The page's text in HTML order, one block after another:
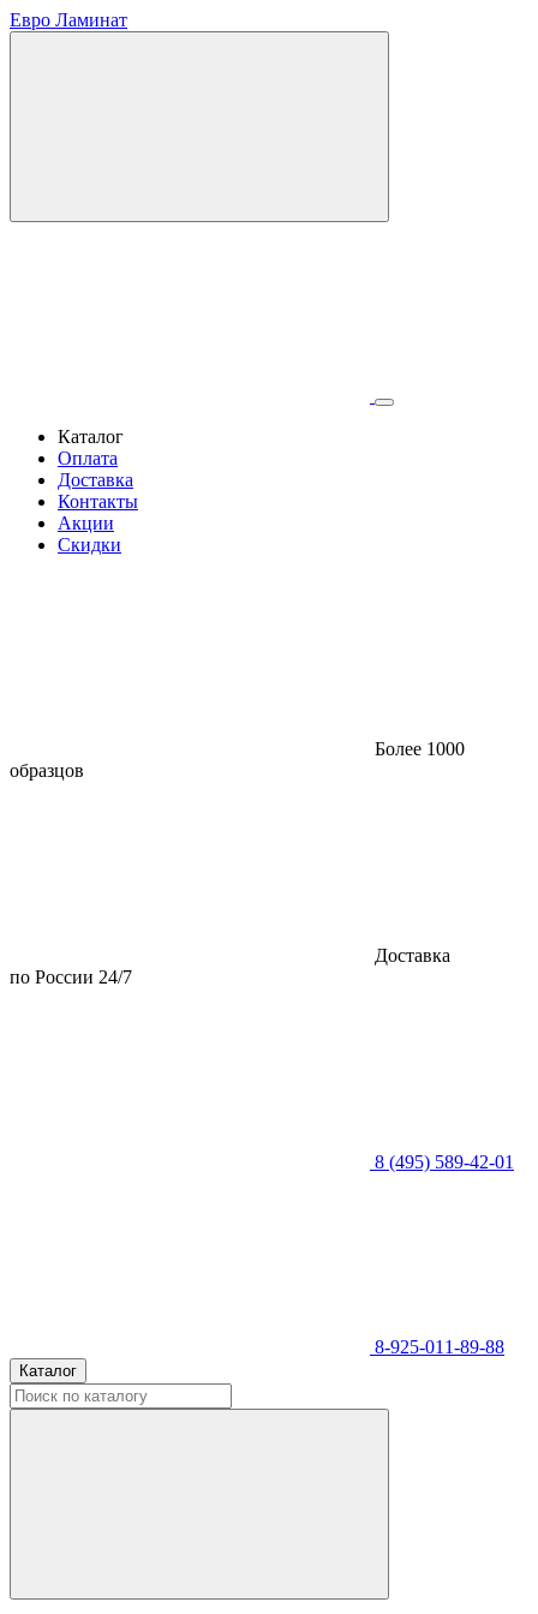
Евро Ламинат
Каталог
Оплата
Доставка
Контакты
Акции
Скидки
Более 1000
образцов
Доставка
по России 24/7
8 (495) 589-42-01
8-925-011-89-88
Каталог